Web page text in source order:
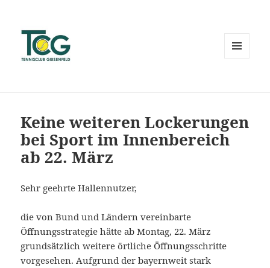
Keine weiteren Lockerungen
bei Sport im Innenbereich
ab 22. März
Sehr geehrte Hallennutzer,
die von Bund und Ländern vereinbarte
Öffnungsstrategie hätte ab Montag, 22. März
grundsätzlich weitere örtliche Öffnungsschritte
vorgesehen. Aufgrund der bayernweit stark